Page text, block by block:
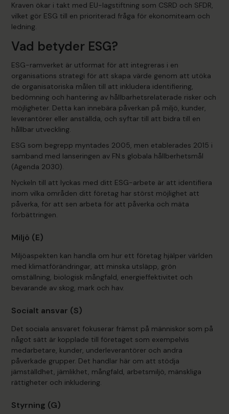
Kraven ökar i takt med EU-lagstiftning som CSRD och SFDR,
vilket gör ESG till en prioriterad fråga för ekonomiteam och
ledning.
Vad betyder ESG?
ESG-ramverket är utformat för att integreras i en
organisations strategi för att skapa värde genom att utöka
de organisatoriska målen till att inkludera identifiering,
bedömning och hantering av hållbarhetsrelaterade risker och
möjligheter. Detta kan innebära påverkan på miljö, kunder,
leverantörer eller anställda, och syftar till att bidra till en
hållbar utveckling.
ESG som begrepp myntades 2005, men etablerades 2015 i
samband med lanseringen av FN:s globala hållberhetsmål
(Agenda 2030).
Nyckeln till att lyckas med ditt ESG-arbete är att identifiera
inom vilka områden ditt företag har störst möjlighet att
påverka, för att sen arbeta för att påverka och mäta
förbättringen.
Miljö (E)
Miljöaspekten kan handla om hur ett företag hjälper världen
med klimatförändringar, att minska utsläpp, grön
omställning, biologisk mångfald, energieffektivitet och
bevarande av skog, mark och hav.
Socialt ansvar (S)
Det sociala ansvaret fokuserar främst på människor som på
något sätt är kopplade till företaget som exempelvis
medarbetare, kunder, underleverantörer och andra
påverkade grupper. Det handlar här om att stödja
jämställdhet, jämlikhet, mångfald, arbetsmiljö, mänskliga
rättigheter och inkludering.
Styrning (G)